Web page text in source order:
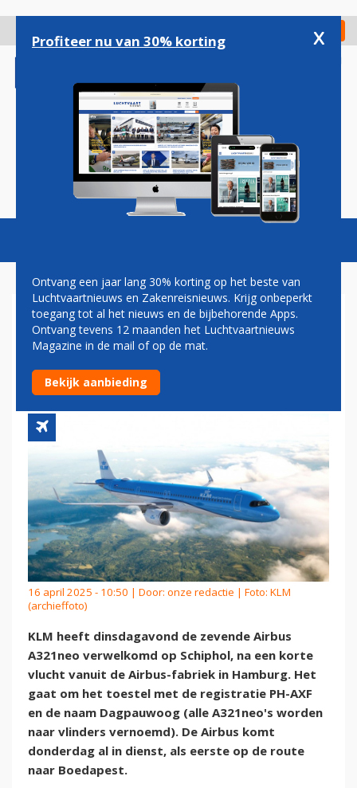
gaan
Check in
Magazine Podcasts Vacatures
WEER ÉÉN ERBIJ: KLM
ONTVANGT DERDE A321NEO
IN DRIE WEKEN TIJD
16 april 2025 - 10:50 | Door: onze redactie | Foto: KLM
(archieffoto)
KLM heeft dinsdagavond de zevende Airbus
A321neo verwelkomd op Schiphol, na een korte
vlucht vanuit de Airbus-fabriek in Hamburg. Het
gaat om het toestel met de registratie PH-AXF
en de naam Dagpauwoog (alle A321neo's worden
naar vlinders vernoemd). De Airbus komt
donderdag al in dienst, als eerste op de route
naar Boedapest.
Profiteer nu van 30% korting x
Ontvang een jaar lang 30% korting op het beste van
Luchtvaartnieuws en Zakenreisnieuws. Krijg onbeperkt
toegang tot al het nieuws en de bijbehorende Apps.
Ontvang tevens 12 maanden het Luchtvaartnieuws
Magazine in de mail of op de mat.
Bekijk aanbieding